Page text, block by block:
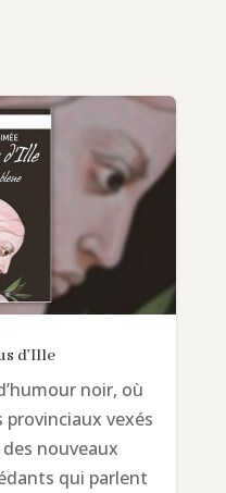
d’Ille
noir, où
provinciaux vexés
des nouveaux
qui parlent